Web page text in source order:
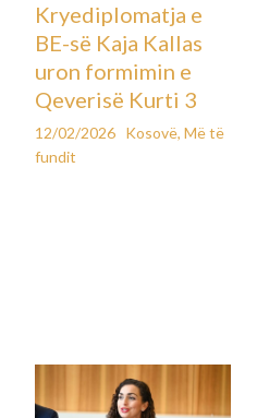
Kryediplomatja e
BE-së Kaja Kallas
uron formimin e
Qeverisë Kurti 3
12/02/2026 Kosovë,Më të
fundit